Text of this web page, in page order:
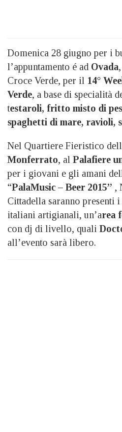
Domenica 28 giugno per i
l’appuntamento é ad Ovada
Croce Verde, per il 14°
Verde, a base di specialità
testaroli, fritto misto di
spaghetti di mare, ravioli,
Nel Quartiere Fieristico
Monferrato, al Palafiere
per i giovani e gli amani
“PalaMusic – Beer 2015” ,
Cittadella saranno
italiani artigianali, un’area
con dj di livello, quali
all’evento sarà libero.